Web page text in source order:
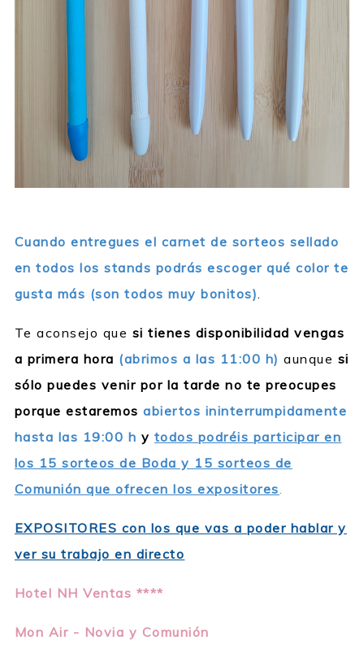
Cuando entregues el carnet de sorteos sellado
en todos los stands podrás escoger qué color te
gusta más (son todos muy bonitos).
Te aconsejo que si tienes disponibilidad vengas
a primera hora (abrimos a las 11:00 h) aunque si
sólo puedes venir por la tarde no te preocupes
porque estaremosabiertos ininterrumpidamente
hasta las 19:00 h y todos podréis participar en
los 15 sorteos de Boda y 15 sorteos de
Comunión que ofrecen los expositores.
EXPOSITORES con los que vas a poder hablar y
ver su trabajo en directo
Hotel NH Ventas ****
Mon Air - Novia y Comunión